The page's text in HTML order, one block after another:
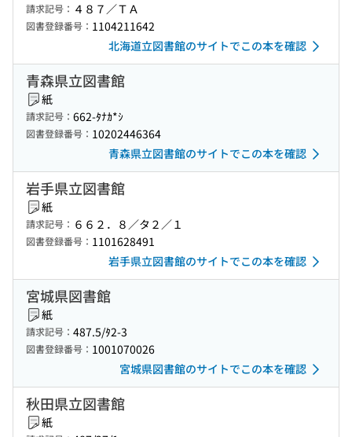
請求記号： ４８７／ＴＡ
図書登録番号： 1104211642
北海道立図書館のサイトでこの本を確認
青森県立図書館
紙
請求記号： 662-ﾀﾅｶ*ｼ
図書登録番号： 10202446364
青森県立図書館のサイトでこの本を確認
岩手県立図書館
紙
請求記号： ６６２．８／タ２／１
図書登録番号： 1101628491
岩手県立図書館のサイトでこの本を確認
宮城県図書館
紙
請求記号： 487.5/ﾀ2-3
図書登録番号： 1001070026
宮城県図書館のサイトでこの本を確認
秋田県立図書館
紙